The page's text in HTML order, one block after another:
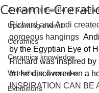
A month in the life of a
Upcoming events
Ceramics
Ceramics knowledge
Workshops & courses
Exhibitions
Ceramic
Richard and Andi
gorgeous hangings
by the Egyptian Eye of
Richard was inspired by
art he discovered on a
INSPIRATION CAN BE